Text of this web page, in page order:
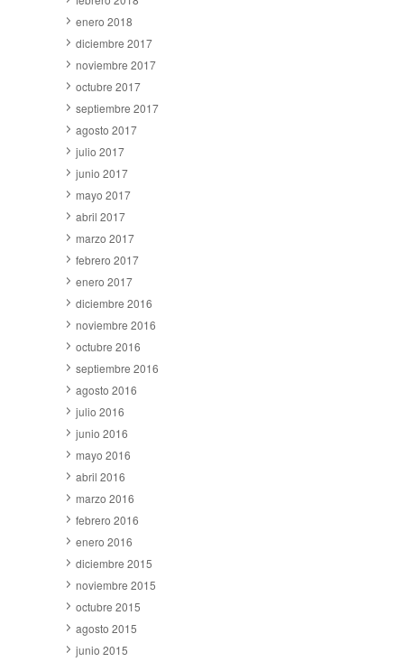
enero 2018
diciembre 2017
noviembre 2017
octubre 2017
septiembre 2017
agosto 2017
julio 2017
junio 2017
mayo 2017
abril 2017
marzo 2017
febrero 2017
enero 2017
diciembre 2016
noviembre 2016
octubre 2016
septiembre 2016
agosto 2016
julio 2016
junio 2016
mayo 2016
abril 2016
marzo 2016
febrero 2016
enero 2016
diciembre 2015
noviembre 2015
octubre 2015
agosto 2015
junio 2015